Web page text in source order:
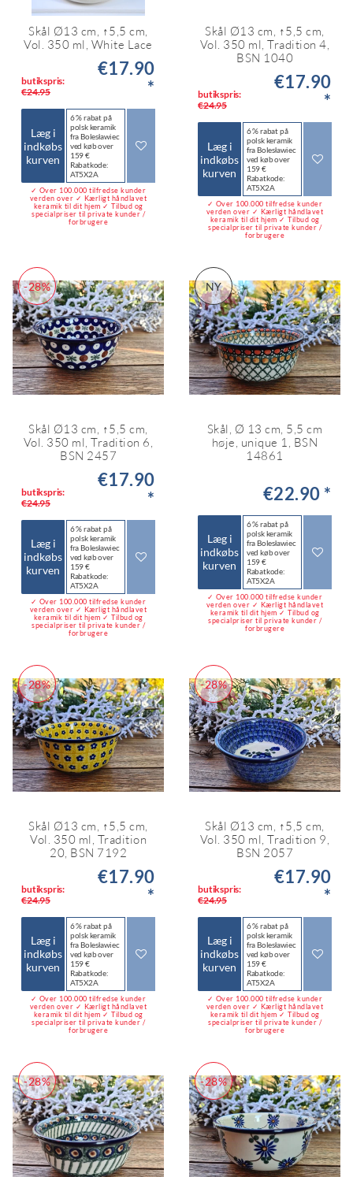
Skål Ø13 cm, ↑5,5 cm,
Vol. 350 ml, White Lace
butikspris:
€24.95
€17.90
*
Læg i
indkøbs
kurven
6 % rabat på
polsk keramik
fra Bolesławiec
ved køb over
159 €
Rabatkode:
AT5X2A
✓ Over 100.000 tilfredse kunder
verden over ✓ Kærligt håndlavet
keramik til dit hjem ✓ Tilbud og
specialpriser til private kunder /
forbrugere
Skål Ø13 cm, ↑5,5 cm,
Vol. 350 ml, Tradition 4,
BSN 1040
butikspris:
€24.95
€17.90
*
Læg i
indkøbs
kurven
6 % rabat på
polsk keramik
fra Bolesławiec
ved køb over
159 €
Rabatkode:
AT5X2A
✓ Over 100.000 tilfredse kunder
verden over ✓ Kærligt håndlavet
keramik til dit hjem ✓ Tilbud og
specialpriser til private kunder /
forbrugere
-28%
Skål Ø13 cm, ↑5,5 cm,
Vol. 350 ml, Tradition 6,
BSN 2457
butikspris:
€24.95
€17.90
*
Læg i
indkøbs
kurven
6 % rabat på
polsk keramik
fra Bolesławiec
ved køb over
159 €
Rabatkode:
AT5X2A
✓ Over 100.000 tilfredse kunder
verden over ✓ Kærligt håndlavet
keramik til dit hjem ✓ Tilbud og
specialpriser til private kunder /
forbrugere
NY
Skål, Ø 13 cm, 5,5 cm
høje, unique 1, BSN
14861
€22.90 *
Læg i
indkøbs
kurven
6 % rabat på
polsk keramik
fra Bolesławiec
ved køb over
159 €
Rabatkode:
AT5X2A
✓ Over 100.000 tilfredse kunder
verden over ✓ Kærligt håndlavet
keramik til dit hjem ✓ Tilbud og
specialpriser til private kunder /
forbrugere
-28%
Skål Ø13 cm, ↑5,5 cm,
Vol. 350 ml, Tradition
20, BSN 7192
butikspris:
€24.95
€17.90
*
Læg i
indkøbs
kurven
6 % rabat på
polsk keramik
fra Bolesławiec
ved køb over
159 €
Rabatkode:
AT5X2A
✓ Over 100.000 tilfredse kunder
verden over ✓ Kærligt håndlavet
keramik til dit hjem ✓ Tilbud og
specialpriser til private kunder /
forbrugere
-28%
Skål Ø13 cm, ↑5,5 cm,
Vol. 350 ml, Tradition 9,
BSN 2057
butikspris:
€24.95
€17.90
*
Læg i
indkøbs
kurven
6 % rabat på
polsk keramik
fra Bolesławiec
ved køb over
159 €
Rabatkode:
AT5X2A
✓ Over 100.000 tilfredse kunder
verden over ✓ Kærligt håndlavet
keramik til dit hjem ✓ Tilbud og
specialpriser til private kunder /
forbrugere
-28% -28%